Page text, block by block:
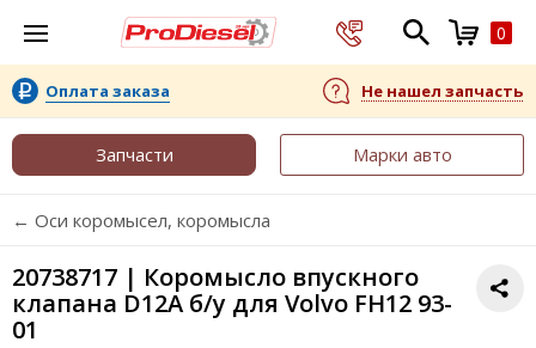
0
Оплата заказа Не нашел запчасть
Запчасти Марки авто
← Оси коромысел, коромысла
20738717 | Коромысло впускного
клапана D12A б/у для Volvo FH12 93-
01